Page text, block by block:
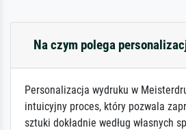
Na czym polega
Personalizacja wydruku w
intuicyjny proces, który pozwala
sztuki dokładnie według własnych